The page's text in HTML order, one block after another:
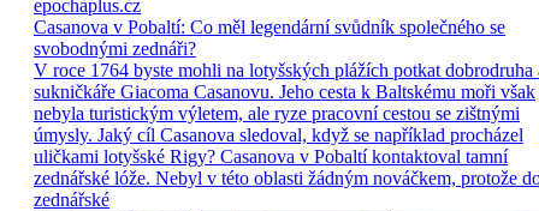
epochaplus.cz
Casanova v Pobaltí: Co měl legendární svůdník společného se
svobodnými zednáři?
V roce 1764 byste mohli na lotyšských plážích potkat dobrodruha
sukničkáře Giacoma Casanovu. Jeho cesta k Baltskému moři však
nebyla turistickým výletem, ale ryze pracovní cestou se zištnými
úmysly. Jaký cíl Casanova sledoval, když se například procházel
uličkami lotyšské Rigy? Casanova v Pobaltí kontaktoval tamní
zednářské lóže. Nebyl v této oblasti žádným nováčkem, protože
zednářské